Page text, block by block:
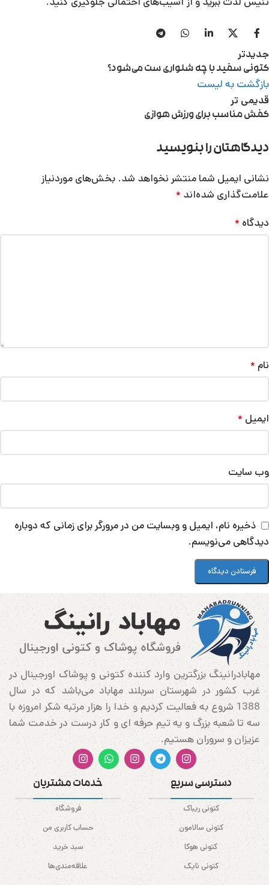
جدیدتر
کتونی سفید با چه شلواری ست می‌شود؟
بازگشت به لیست
قدیمی تر
کفش مناسب برای ورزش هوازی
دیدگاهتان را بنویسید
نشانی ایمیل شما منتشر نخواهد شد. بخش‌های موردنیاز
علامت‌گذاری شده‌اند *
دیدگاه *
نام *
ایمیل *
وب‌ سایت
ذخیره نام، ایمیل و وبسایت من در مرورگر برای زمانی که دوباره
دیدگاهی می‌نویسم.
مهابادرانینگ بزرگترین وارد کننده کتونی و پوشاک اورجینال در
غرب کشور در شهرستان سربلند مهاباد می‌باشد که در سال
1388 شروع به فعالیت کردیم و خدا را هزار مرتبه شکر امروزه با
سه تا شعبه بزرگ و یه تیم حرفه ای و کار درست در خدمت شما
عزیزان و سروران هستیم.
دسترسی سریع
کتونی ریباک
کتونی سالامون
کتونی هوکا
کتونی نایک
خدمات مشتریان
فروشگاه
حساب کاربری من
سبد خرید
علاقه‌مندی‌ها